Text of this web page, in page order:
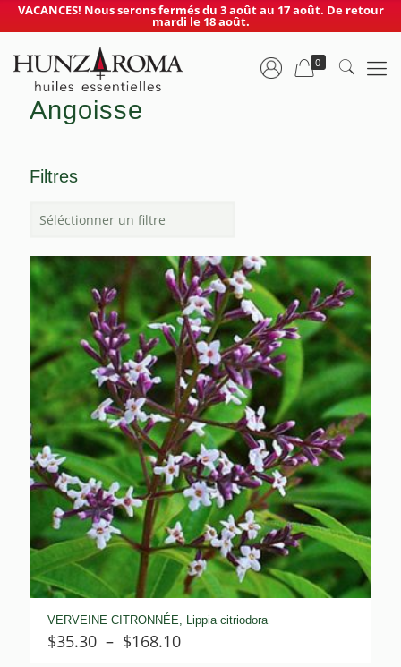
VACANCES! Nous serons fermés du 3 août au 17 août. De retour
mardi le 18 août.
0
Angoisse
Filtres
VERVEINE CITRONNÉE, Lippia citriodora
$35.30 – $168.10Plage